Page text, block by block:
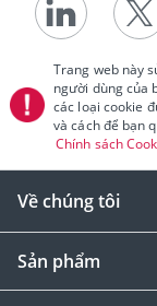
Trang web này
người dùng của
các loại cookie
và cách để bạn
Chính sách
Về chúng tôi
Sản phẩm